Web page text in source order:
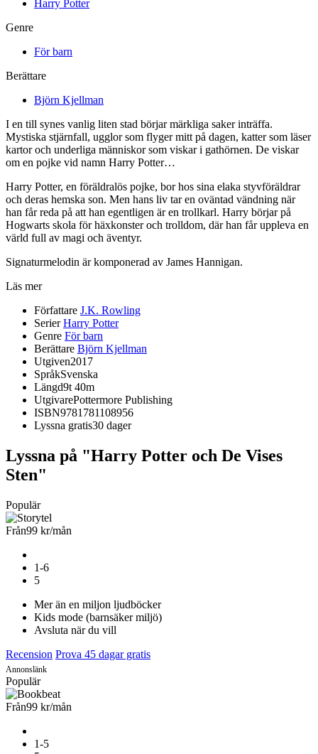
Harry Potter
Genre
För barn
Berättare
Björn Kjellman
I en till synes vanlig liten stad börjar märkliga saker inträffa.
Mystiska stjärnfall, ugglor som flyger mitt på dagen, katter som läser
kartor och underliga människor som viskar i gathörnen. De viskar
om en pojke vid namn Harry Potter…
Harry Potter, en föräldralös pojke, bor hos sina elaka styvföräldrar
och deras hemska son. Men hans liv tar en oväntad vändning när
han får reda på att han egentligen är en trollkarl. Harry börjar på
Hogwarts skola för häxkonster och trolldom, där han får uppleva en
värld full av magi och äventyr.
Signaturmelodin är komponerad av James Hannigan.
Läs mer
Författare J.K. Rowling
Serier Harry Potter
Genre För barn
Berättare Björn Kjellman
Utgiven2017
SpråkSvenska
Längd9t 40m
UtgivarePottermore Publishing
ISBN9781781108956
Lyssna gratis30 dager
Lyssna på "Harry Potter och De Vises
Sten"
Populär
Från99 kr/mån
1-6
5
Mer än en miljon ljudböcker
Kids mode (barnsäker miljö)
Avsluta när du vill
Recension Prova 45 dagar gratis
Annonslänk
Populär
Från99 kr/mån
1-5